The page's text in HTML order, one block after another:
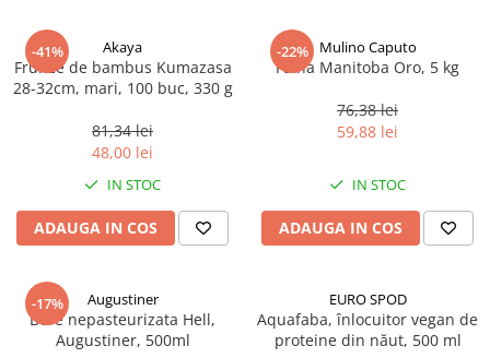
-41% Akaya
Frunze de bambus Kumazasa
28-32cm, mari, 100 buc, 330 g
81,34 lei
48,00 lei
IN STOC
ADAUGA IN COS
-22% Mulino Caputo
Faina Manitoba Oro, 5 kg
76,38 lei
59,88 lei
IN STOC
ADAUGA IN COS
-17% Augustiner
Bere nepasteurizata Hell,
Augustiner, 500ml
EURO SPOD
Aquafaba, înlocuitor vegan de
proteine ​​din năut, 500 ml